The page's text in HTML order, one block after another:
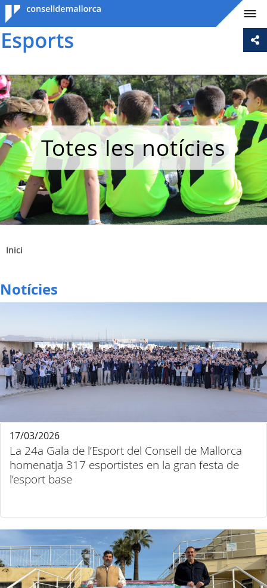
Consell de
Mallorca
Totes les notícies
Inici
Notícies
La 24a Gala de l’Esport del Consell de Mallorca
homenatja 317 esportistes en la gran festa de
l’esport base
17/03/2026